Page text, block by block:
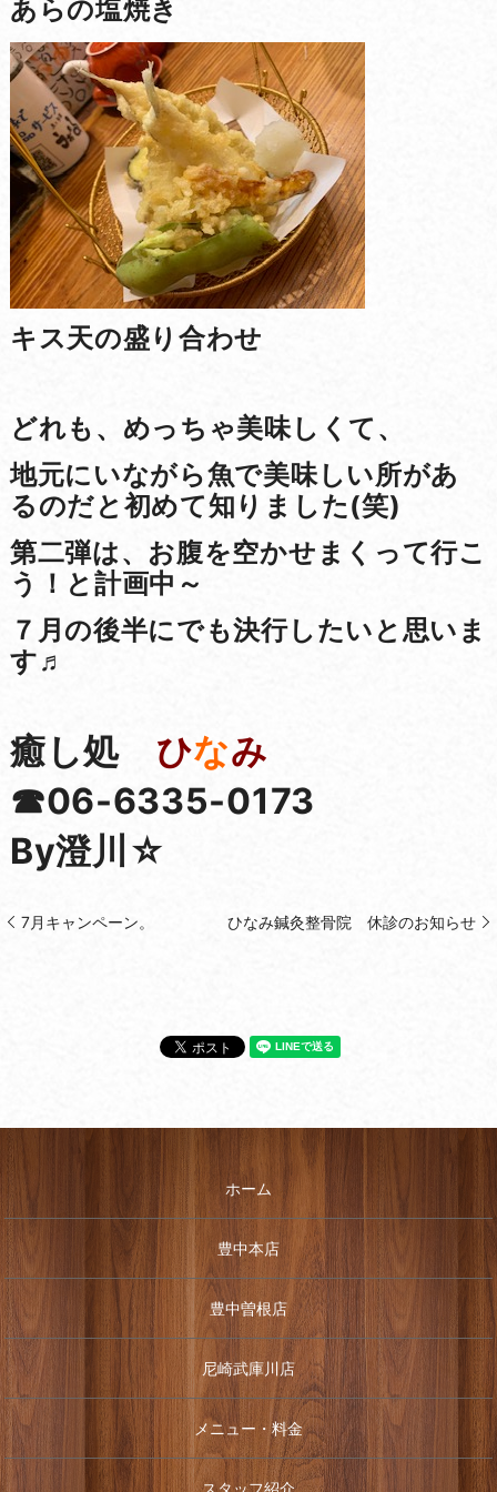
あらの塩焼き
キス天の盛り合わせ
どれも、めっちゃ美味しくて、
地元にいながら魚で美味しい所があ
るのだと初めて知りました(笑)
第二弾は、お腹を空かせまくって行こ
う！と計画中～
７月の後半にでも決行したいと思いま
す♬
癒し処 ひなみ
☎06-6335-0173
By澄川☆
7月キャンペーン。 ひなみ鍼灸整骨院 休診のお知らせ
ホーム
豊中本店
豊中曽根店
尼崎武庫川店
メニュー・料金
スタッフ紹介